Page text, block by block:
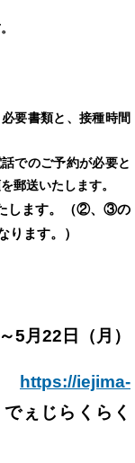
要書類と、接種時間
でのご予約が必要と
郵送いたします。
します。（②、③の
ります。）
5月22日（月）
https://iejima-
ぇじらくらく